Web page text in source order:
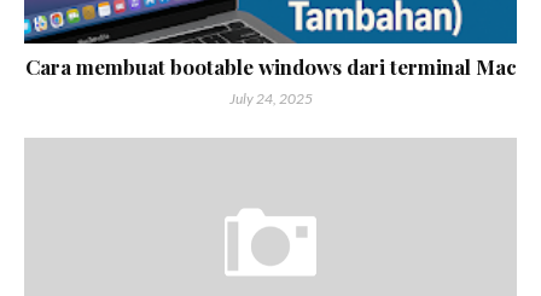
Cara membuat bootable windows dari terminal Mac
July 24, 2025